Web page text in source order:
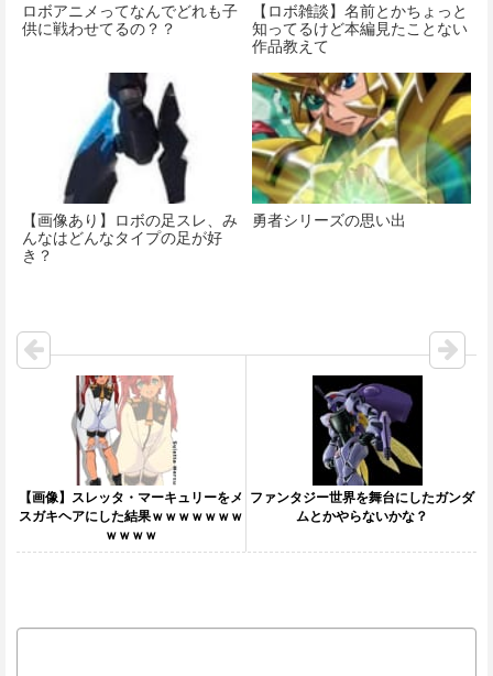
ロボアニメってなんでどれも子
供に戦わせてるの？？
【ロボ雑談】名前とかちょっと
知ってるけど本編見たことない
作品教えて
【画像あり】ロボの足スレ、み
んなはどんなタイプの足が好
き？
勇者シリーズの思い出
【画像】スレッタ・マーキュリーをメ
スガキヘアにした結果ｗｗｗｗｗｗｗ
ｗｗｗｗ
ファンタジー世界を舞台にしたガンダ
ムとかやらないかな？